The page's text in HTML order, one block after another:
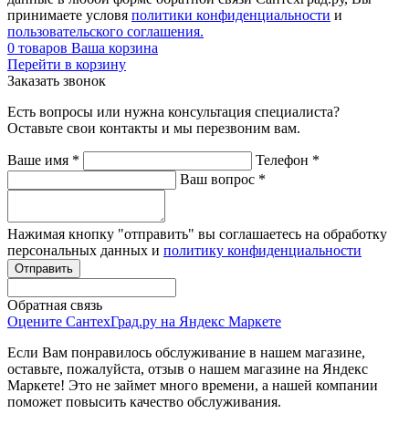
принимаете условя политики конфиденциальности и
пользовательского соглашения.
0 товаров Ваша корзина
Перейти в корзину
Заказать звонок
Есть вопросы или нужна консультация специалиста?
Оставьте свои контакты и мы перезвоним вам.
Ваше имя * Телефон *
Ваш вопрос *
Нажимая кнопку "отправить" вы соглашаетесь на обработку
персональных данных и политику конфиденциальности
Обратная связь
Оцените СантехГрад.ру на Яндекс Маркете
Если Вам понравилось обслуживание в нашем магазине,
оставьте, пожалуйста, отзыв о нашем магазине на Яндекс
Маркете! Это не займет много времени, а нашей компании
поможет повысить качество обслуживания.